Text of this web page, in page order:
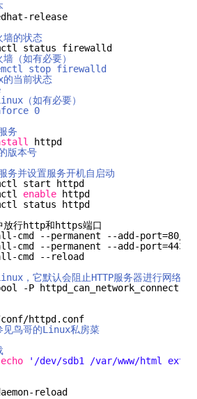
release
墙的状态
status firewalld
（如有必要）
stop firewalld
当前状态
（如有必要）
0
务
httpd
版本号
务并设置服务开机自启动
start httpd
enable
httpd
status httpd
行http和https端口
cmd --permanent --add-port=80/
cmd --permanent --add-port=443
cmd --reload
，它默认会阻止HTTP服务器进行网络
-P httpd_can_network_connect
httpd .conf
见鸟哥的Linux私房菜
echo
'/dev/sdb1 /var/www/html
reload